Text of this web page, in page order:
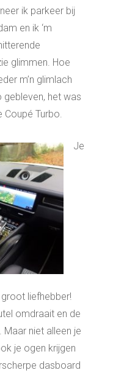
ik parkeer bij
en ik ‘m
glimmen. Hoe
m’n glimlach
gebleven, het was
Coupé Turbo.
Je
liefhebber!
omdraait en de
Maar niet alleen je
je ogen krijgen
dasboard